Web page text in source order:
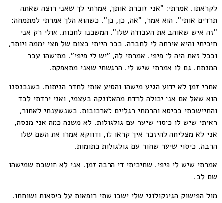
לקראתו. אמרתי: "אני זוכרת אותך, אמרתי לך שאני רוצה שאתה
תרדים אותי". הוא אמר, "אה, כן, כן". כשהוא הלך אמרתי למתמחה:
"זה איש שאוהב את העבודה שלו". המשכנו לחכות. אולי רק אני
חיכיתי והיא אירחה לי לחברה. כבר הייתי בצום של חצי יממה ויותר,
ובכל זאת היה לי פיפי. אמרתי לה, "יש לי פיפי". מתישהו עבר
המנתח. גם לו אמרתי שיש לי. הרגשתי שאני מתאפקת.
אחרי זמן לא ידוע הגיע מישהו והסיע אותי לחדר הניתוח. כשנכנסנו
הוא שאל אם אני יכולה לרדת מהאלונקה בעצמי, ואני ירדתי לבד
והתיישבתי בכיסא והרמתי רגליים לארכובות. כשנשענתי לאחור,
ראיתי שיש לו כיסוי שיער עם גולגולות. לא משנה כמה אני מנסה,
אני לא מצליחה להיזכר איך קראו לו, ודווקא אמרו את השם שלו
הרבה. כיסוי שיער שחור עם גולגולות כתומות.
אמרתי שיש לי פיפי. שחיכיתי די הרבה זמן. אני לא חושבת שמישהו
שם לב.
מול הפישוק הגינקולוגי שלי ישבו שתי רופאות על כיסאות ושוחחו.